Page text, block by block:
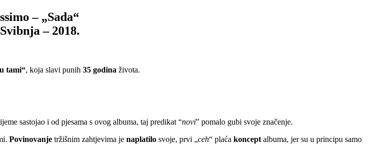
– „Sada“
– 2018.
tami“, koja slavi punih 35 godina života.
sastojao i od pjesama s ovog albuma, taj predikat “novi” pomalo gubi svoje značenje.
Povinovanje tržišnim zahtjevima je naplatilo svoje, prvi „ceh“ plaća koncept albuma, jer su u principu samo